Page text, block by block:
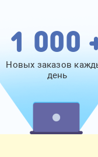
1 000
Новых заказов
день